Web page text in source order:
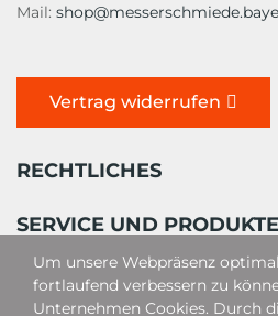
Mail:
Vertrag widerrufen
RECHTLICHES
SERVICE UND PRODUKTE
Um unsere Webpräsenz
fortlaufend verbessern zu
Unternehmen Cookies. Durch